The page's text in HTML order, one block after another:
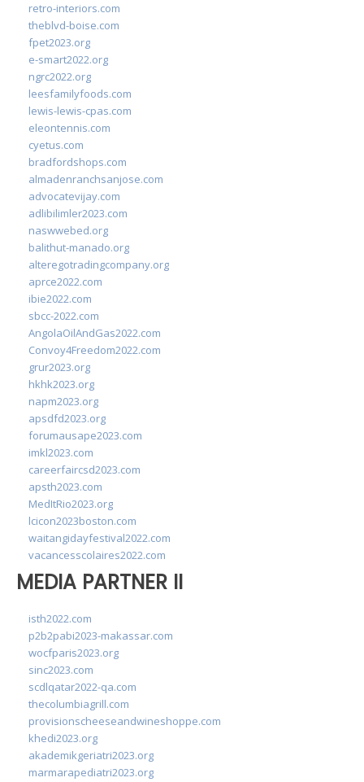
retro-interiors.com
theblvd-boise.com
fpet2023.org
e-smart2022.org
ngrc2022.org
leesfamilyfoods.com
lewis-lewis-cpas.com
eleontennis.com
cyetus.com
bradfordshops.com
almadenranchsanjose.com
advocatevijay.com
adlibilimler2023.com
naswwebed.org
balithut-manado.org
alteregotradingcompany.org
aprce2022.com
ibie2022.com
sbcc-2022.com
AngolaOilAndGas2022.com
Convoy4Freedom2022.com
grur2023.org
hkhk2023.org
napm2023.org
apsdfd2023.org
forumausape2023.com
imkl2023.com
careerfaircsd2023.com
apsth2023.com
MedItRio2023.org
lcicon2023boston.com
waitangidayfestival2022.com
vacancesscolaires2022.com
MEDIA PARTNER II
isth2022.com
p2b2pabi2023-makassar.com
wocfparis2023.org
sinc2023.com
scdlqatar2022-qa.com
thecolumbiagrill.com
provisionscheeseandwineshoppe.com
khedi2023.org
akademikgeriatri2023.org
marmarapediatri2023.org